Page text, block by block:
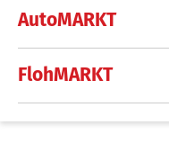
AutoMARKT
FlohMARKT